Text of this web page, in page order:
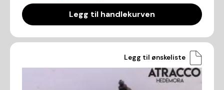
Legg til handlekurven
Legg til ønskeliste